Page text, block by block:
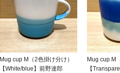
Mug cup M（2色掛け分け）
【White/blue】前野達郎
Mug cup M
【